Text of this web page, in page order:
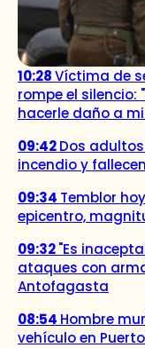
10:28Víctima de
rompe el silencio:
hacerle daño a
09:42Dos
incendio y
09:34 Temblor
epicentro,
09:32"Es
ataques con
Antofagasta
08:54 Hombre
vehículo en